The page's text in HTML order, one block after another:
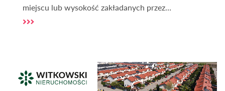
miejscu lub wysokość zakładanych przez
inwestorów kosztów. Bez właściwego uzbrojenia
czym jest właściwie uzbrojenie działki, jakie są
najważniejsze elementy sieci uzbrojenia oraz jak i